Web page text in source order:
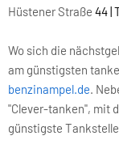
Hüstener Straße 44 |
Wo sich die
am günstigsten
benzinampel.de.
"Clever-tanken", mit
günstigste